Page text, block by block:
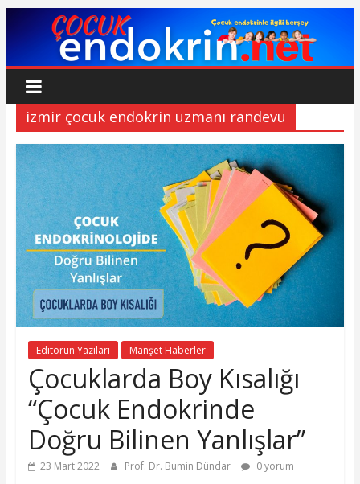
to
Çocuk
Endokrin
www.cocukendokrin.net
izmir çocuk endokrin uzmanı randevu
Editörün Yazıları Manşet Haberler
Çocuklarda Boy Kısalığı
“Çocuk Endokrinde
Doğru Bilinen Yanlışlar”
23 Mart 2022 Prof. Dr. Bumin Dündar 0 yorum